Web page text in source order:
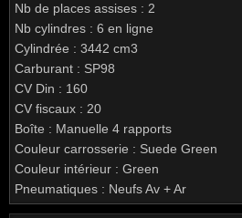
Nb de places assises : 2
Nb cylindres : 6 en ligne
Cylindrée : 3442 cm3
Carburant : SP98
CV Din : 160
CV fiscaux : 20
Boîte : Manuelle 4 rapports
Couleur carrosserie : Suede Green
Couleur intérieur : Green
Pneumatiques : Neufs Av + Ar